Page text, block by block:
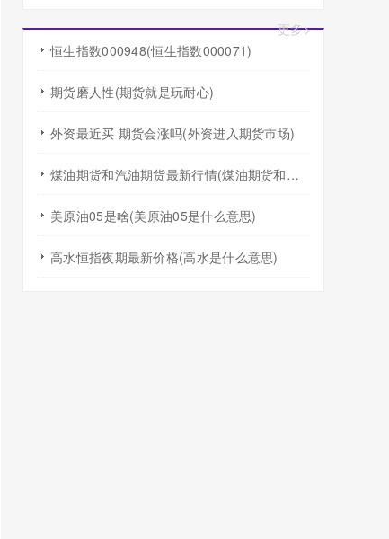
更多>
恒生指数000948(恒生指数000071)
期货磨人性(期货就是玩耐心)
外资最近买 期货会涨吗(外资进入期货市场)
煤油期货和汽油期货最新行情(煤油期货和汽油期货最新行情走势)
美原油05是啥(美原油05是什么意思)
高水恒指夜期最新价格(高水是什么意思)